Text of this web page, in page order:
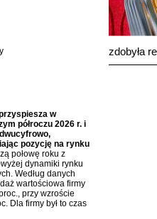
zdobyła
w
półroczu 2026 r. i
pozycję na rynku
połowę roku z
dynamiki rynku
Według danych
wartościowa firmy
przy wzroście
Dla firmy był to czas